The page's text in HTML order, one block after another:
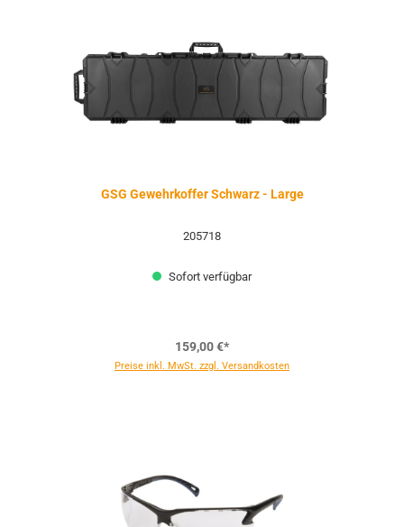
GSG Gewehrkoffer Schwarz - Large
205718
Sofort verfügbar
159,00 €*
Preise inkl. MwSt. zzgl. Versandkosten